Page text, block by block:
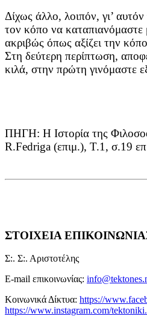
Δίχως άλλο, λοιπόν, γι’
τον κόπο να
ακριβώς όπως αξίζει την
Στη δεύτερη περίπτωση,
κιλά, στην πρώτη γινόμαστε
ΠΗΓΗ: Η Ιστορία της
R.Fedriga (επιμ.), Τ.1, σ.19
ΣΤΟΙΧΕΙΑ
Σ:. Σ:. Αριστοτέλης
E-mail επικοινωνίας:
Κοινωνικά Δίκτυα: https://
https://www.instagram.com/